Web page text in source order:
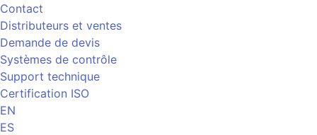
Contact
Distributeurs et ventes
Demande de devis
Systèmes de contrôle
Support technique
Certification ISO
EN
ES